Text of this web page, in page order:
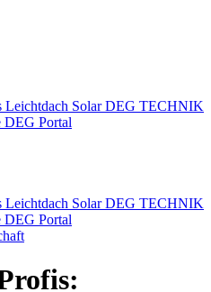
Leichtdach Solar DEG TECHNIK
DEG Portal
Leichtdach Solar DEG TECHNIK
DEG Portal